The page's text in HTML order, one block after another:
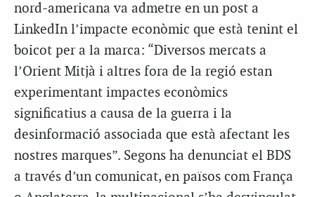
nord-americana va admetre en un post a
LinkedIn l’impacte econòmic que està tenint el
boicot per a la marca: “Diversos mercats a
l’Orient Mitjà i altres fora de la regió estan
experimentant impactes econòmics
significatius a causa de la guerra i la
desinformació associada que està afectant les
nostres marques”. Segons ha denunciat el BDS
a través d’un comunicat, en països com França